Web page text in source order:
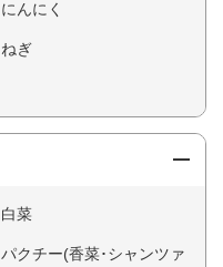
にんにく
ねぎ
白菜
パクチー(香菜･シャンツァ